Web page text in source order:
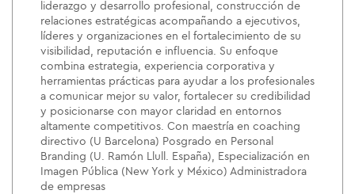
liderazgo y desarrollo profesional, construcción de
relaciones estratégicas acompañando a ejecutivos,
líderes y organizaciones en el fortalecimiento de su
visibilidad, reputación e influencia. Su enfoque
combina estrategia, experiencia corporativa y
herramientas prácticas para ayudar a los profesionales
a comunicar mejor su valor, fortalecer su credibilidad
y posicionarse con mayor claridad en entornos
altamente competitivos. Con maestría en coaching
directivo (U Barcelona) Posgrado en Personal
Branding (U. Ramón Llull. España), Especialización en
Imagen Pública (New York y México) Administradora
de empresas